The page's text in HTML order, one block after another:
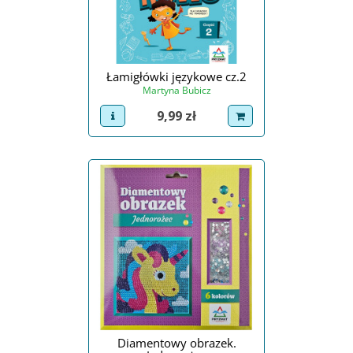
Łamigłówki językowe cz.2
Martyna Bubicz
view product
Cena
9,99 zł dodaj do koszyka
Diamentowy obrazek.